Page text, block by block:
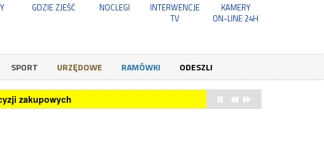
GDZIE ZJEŚĆ NOCLEGI
INTERWENCJE
TV
KAMERY
ON-LINE 24H
SPORT URZĘDOWE RAMÓWKI ODESZLI
zakupowych